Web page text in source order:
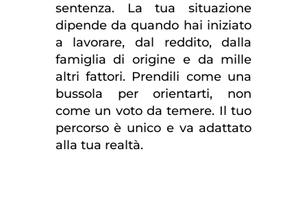
sentenza. La tua situazione
dipende da quando hai iniziato
a lavorare, dal reddito, dalla
famiglia di origine e da mille
altri fattori. Prendili come una
bussola per orientarti, non
come un voto da temere. Il tuo
percorso è unico e va adattato
alla tua realtà.